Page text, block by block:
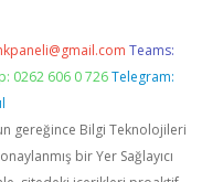
Teams:
0262 606 0 726 Telegram:
gereğince Bilgi Teknolojileri
bir Yer Sağlayıcı